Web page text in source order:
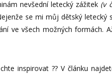
nevšední letecký zážitek (v
se mi můj dětský letecký
ve všech možných formách.
inspirovat ?? V článku